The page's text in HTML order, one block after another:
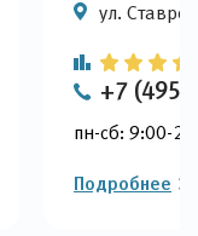
ул.
+7 (495)
пн-сб: 9:00-
Подробнее